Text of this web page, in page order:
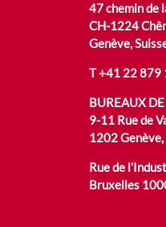
47 chemin de
CH-1224
Genève,
T+41 22 879
BUREAUX
9-11 Rue de
1202 Genève,
Rue de
Bruxelles